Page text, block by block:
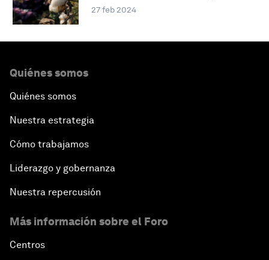
27 feb 2024
Quiénes somos
Quiénes somos
Nuestra estrategia
Cómo trabajamos
Liderazgo y gobernanza
Nuestra repercusión
Más información sobre el Foro
Centros